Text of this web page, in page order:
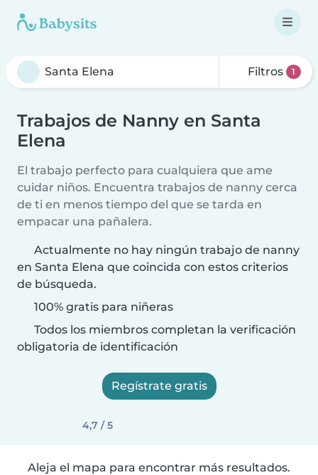
Filtros 1
Trabajos de Nanny en Santa
Elena
El trabajo perfecto para cualquiera que ame
cuidar niños. Encuentra trabajos de nanny cerca
de ti en menos tiempo del que se tarda en
empacar una pañalera.
Actualmente no hay ningún trabajo de nanny
en Santa Elena que coincida con estos criterios
de búsqueda.
100% gratis para niñeras
Todos los miembros completan la verificación
obligatoria de identificación
Regístrate gratis
4,7 / 5
Aleja el mapa para encontrar más resultados.